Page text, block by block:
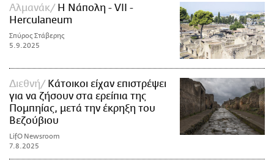
Αλμανάκ
Η Νάπολη - VII -
Herculaneum
Σπύρος Στάβερης
5.9.2025
Διεθνή
Κάτοικοι είχαν επιστρέψει
για να ζήσουν στα ερείπια της
Πομπηίας, μετά την έκρηξη του
Βεζούβιου
LifO Newsroom
7.8.2025